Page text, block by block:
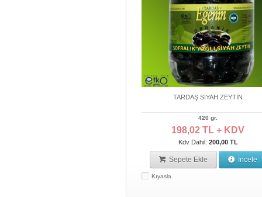
TARDAŞ SİYAH ZEYTİN
420 gr.
198,02 TL + KDV
Kdv Dahil: 200,00 TL
Sepete Ekle İncele
Kıyasla